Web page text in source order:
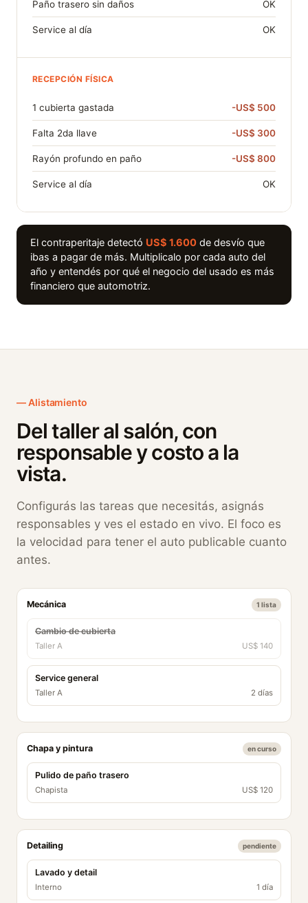
Paño trasero sin daños OK
Service al día OK
RECEPCIÓN FÍSICA
1 cubierta gastada -US$ 500
Falta 2da llave -US$ 300
Rayón profundo en paño -US$ 800
Service al día OK
El contraperitaje detectó US$ 1.600 de desvío que
ibas a pagar de más. Multiplicalo por cada auto del
año y entendés por qué el negocio del usado es más
financiero que automotriz.
Alistamiento
Del taller al salón, con
responsable y costo a la
vista.
Configurás las tareas que necesitás, asignás
responsables y ves el estado en vivo. El foco es
la velocidad para tener el auto publicable cuanto
antes.
Mecánica 1 lista
Cambio de cubierta
Taller A US$ 140
Service general
Taller A 2 días
Chapa y pintura en curso
Pulido de paño trasero
Chapista US$ 120
Detailing pendiente
Lavado y detail
Interno 1 día